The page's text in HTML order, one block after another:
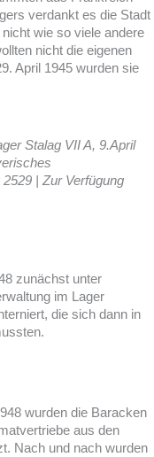
verdankt es die Stadt
wie so viele andere
nicht die eigenen
April 1945 wurden sie
Stalag VII A, 9.April
| Zur Verfügung
zunächst unter
im Lager
die sich dann in
wurden die Baracken
aus den
Nach und nach wurden